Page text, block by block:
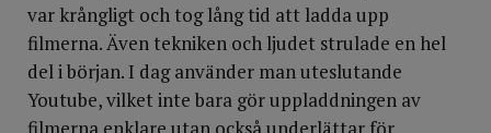
var krångligt och tog lång tid att ladda upp
filmerna. Även tekniken och ljudet strulade en hel
del i början. I dag använder man uteslutande
Youtube, vilket inte bara gör uppladdningen av